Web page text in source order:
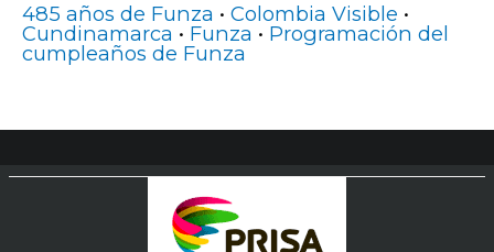
485 años de Funza • Colombia Visible •
Cundinamarca • Funza • Programación del
cumpleaños de Funza